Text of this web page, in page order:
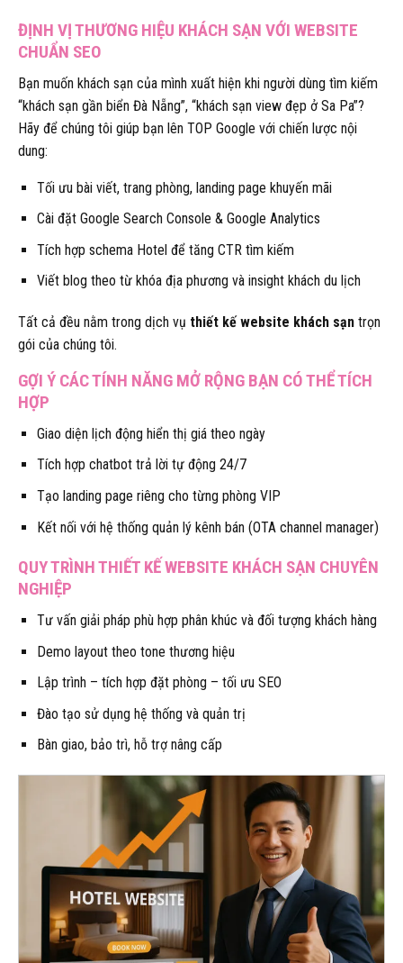
ĐỊNH VỊ THƯƠNG HIỆU KHÁCH SẠN VỚI WEBSITE
CHUẨN SEO
Bạn muốn khách sạn của mình xuất hiện khi người dùng tìm kiếm
“khách sạn gần biển Đà Nẵng”, “khách sạn view đẹp ở Sa Pa”?
Hãy để chúng tôi giúp bạn lên TOP Google với chiến lược nội
dung:
Tối ưu bài viết, trang phòng, landing page khuyến mãi
Cài đặt Google Search Console & Google Analytics
Tích hợp schema Hotel để tăng CTR tìm kiếm
Viết blog theo từ khóa địa phương và insight khách du lịch
Tất cả đều nằm trong dịch vụ thiết kế website khách sạn trọn
gói của chúng tôi.
GỢI Ý CÁC TÍNH NĂNG MỞ RỘNG BẠN CÓ THỂ TÍCH
HỢP
Giao diện lịch động hiển thị giá theo ngày
Tích hợp chatbot trả lời tự động 24/7
Tạo landing page riêng cho từng phòng VIP
Kết nối với hệ thống quản lý kênh bán (OTA channel manager)
QUY TRÌNH THIẾT KẾ WEBSITE KHÁCH SẠN CHUYÊN
NGHIỆP
Tư vấn giải pháp phù hợp phân khúc và đối tượng khách hàng
Demo layout theo tone thương hiệu
Lập trình – tích hợp đặt phòng – tối ưu SEO
Đào tạo sử dụng hệ thống và quản trị
Bàn giao, bảo trì, hỗ trợ nâng cấp